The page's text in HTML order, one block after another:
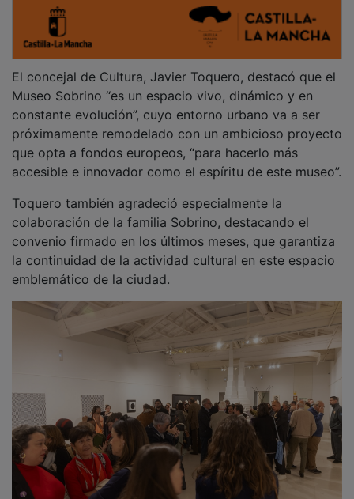
Emoción de la familia Sobrino
Visiblemente emocionada, Celia Sobrino, en
representación de la familia del artista, agradecía al
Ayuntamiento de Guadalajara y a los responsables de
que hoy conocen por primera vez una gran parte de la
familia Sobrino”.
El comisario de la exposición Alfonso de la Torre,
reconocido especialista en el arte geométrico del siglo
XX europeo y autor de la monografía sobre Sobrino
publicada en 2019, explicó que el título de la muestra,
‘Inédit’, hace referencia al término francés que alude a
lo inédito, destacando el carácter exclusivo de las
obras seleccionadas.